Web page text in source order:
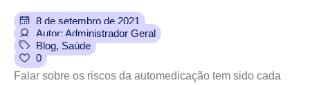
8 de setembro de 2021
Autor: Administrador Geral
Blog, Saúde
0
Falar sobre os riscos da automedicação tem sido cada